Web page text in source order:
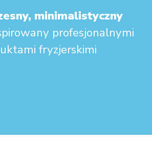
minimalistyczny
profesjonalnymi
fryzjerskimi